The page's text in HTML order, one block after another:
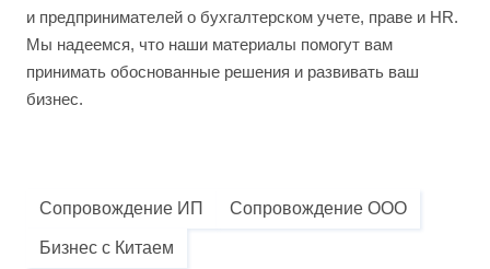
и предпринимателей о бухгалтерском учете, праве и HR.
Мы надеемся, что наши материалы помогут вам
принимать обоснованные решения и развивать ваш
бизнес.
Сопровождение ИП Сопровождение ООО
Бизнес с Китаем